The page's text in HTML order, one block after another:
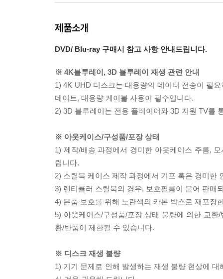
제품소개
DVD/ Blu-ray 구매시 참고 사항 안내드립니다.
※ 4K블루레이, 3D 블루레이 재생 관련 안내
1) 4K UHD 디스크는 대용량의 데이터 전송이 필
데이트, 대용량 케이블 사용이 필수입니다.
2) 3D 블루레이는 전용 플레이어와 3D 지원 TV를
※ 아웃케이스/구성품/포장 상태
1) 제작/배송 과정에서 경미한 아웃케이스 주름,
립니다.
2) 스틸북 케이스 제작 과정에서 기포 혹은 경미한
3) 렌티큘러 스틸북의 경우, 보호필름이 붙어 판매
4) 본품 보호를 위해 노란색의 카톤 박스로 재포장
5) 아웃케이스/구성품/포장 상태 불량에 의한 교
환/반품이 제한될 수 있습니다.
※ 디스크 재생 불량
1) 기기 문제로 인해 발생하는 재생 불량 현상에